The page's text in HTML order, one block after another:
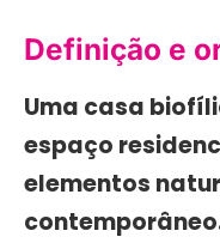
Definição e
Uma casa
espaço
elementos